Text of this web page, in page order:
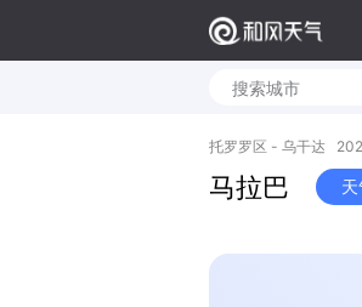
托罗罗区 - 乌干达
马拉巴